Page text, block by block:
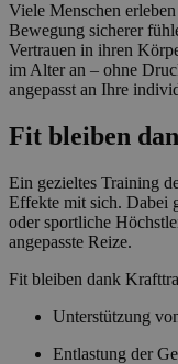
Viele Menschen
Bewegung sicherer
Vertrauen in ihren
im Alter an – ohne
angepasst an Ihre
Fit bleiben
Ein gezieltes Training
Effekte mit sich. Dabei
oder sportliche
angepasste Reize.
Fit bleiben dank
Unterstützung
Entlastung der